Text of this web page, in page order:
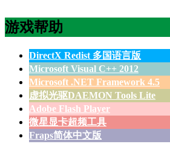
游戏帮助
DirectX Redist 多国语言版
Microsoft Visual C++ 2012
Microsoft .NET Framework 4.5
虚拟光驱DAEMON Tools Lite
Adobe Flash Player
微星显卡超频工具
Fraps简体中文版